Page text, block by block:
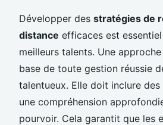
Développer des stratégies de
distance efficaces est
meilleurs talents. Une
base de toute gestion réussie
talentueux. Elle doit inclure
une compréhension
pourvoir. Cela garantit que les